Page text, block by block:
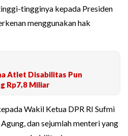
tingginya kepada Presiden
menggunakan hak
Atlet Disabilitas Pun
Rp7,8 Miliar
Wakil Ketua DPR RI Sufmi
dan sejumlah menteri yang